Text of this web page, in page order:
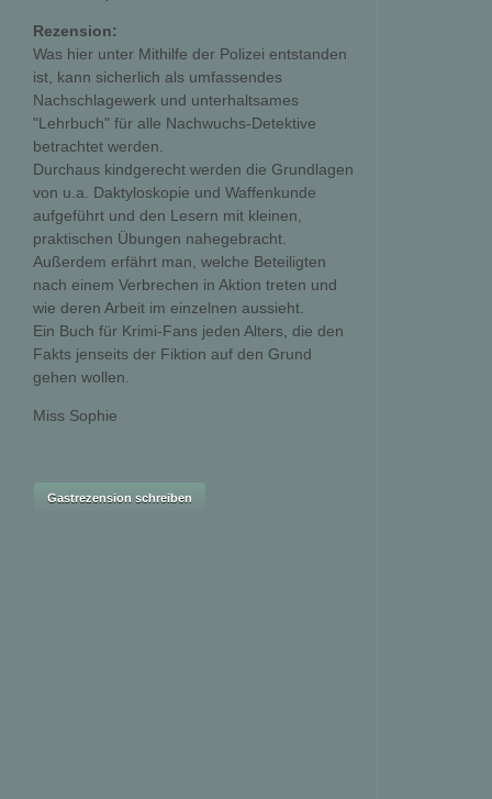
Rezension:
Was hier unter Mithilfe der Polizei entstanden
ist, kann sicherlich als umfassendes
Nachschlagewerk und unterhaltsames
"Lehrbuch" für alle Nachwuchs-Detektive
betrachtet werden.
Durchaus kindgerecht werden die Grundlagen
von u.a. Daktyloskopie und Waffenkunde
aufgeführt und den Lesern mit kleinen,
praktischen Übungen nahegebracht.
Außerdem erfährt man, welche Beteiligten
nach einem Verbrechen in Aktion treten und
wie deren Arbeit im einzelnen aussieht.
Ein Buch für Krimi-Fans jeden Alters, die den
Fakts jenseits der Fiktion auf den Grund
gehen wollen.
Miss Sophie